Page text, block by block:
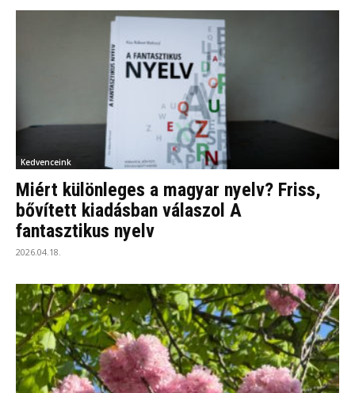
Kedvenceink
Miért különleges a magyar nyelv? Friss,
bővített kiadásban válaszol A
fantasztikus nyelv
2026.04.18.